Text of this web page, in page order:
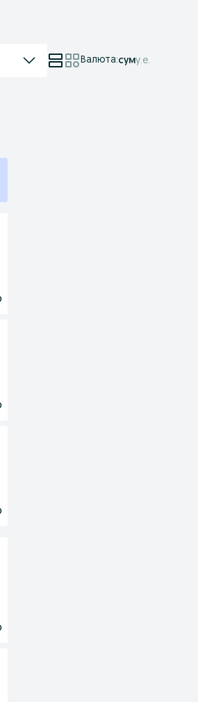
Валюта:суму.е.